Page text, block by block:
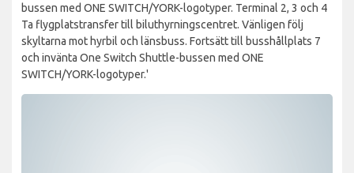
bussen med ONE SWITCH/YORK-logotyper. Terminal 2, 3 och 4
Ta flygplatstransfer till biluthyrningscentret. Vänligen följ
skyltarna mot hyrbil och länsbuss. Fortsätt till busshållplats 7
och invänta One Switch Shuttle-bussen med ONE
SWITCH/YORK-logotyper.'